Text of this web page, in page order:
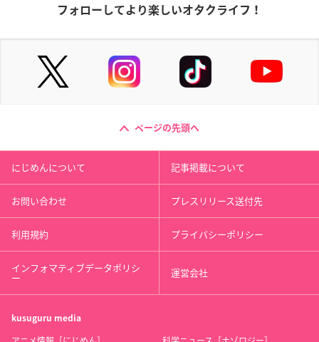
フォローしてより楽しいオタクライフ！
ページの先頭へ
にじめんについて 記事掲載について
お問い合わせ プレスリリース送付先
利用規約 プライバシーポリシー
インフォマティブデータポリシ
ー 運営会社
kusuguru media